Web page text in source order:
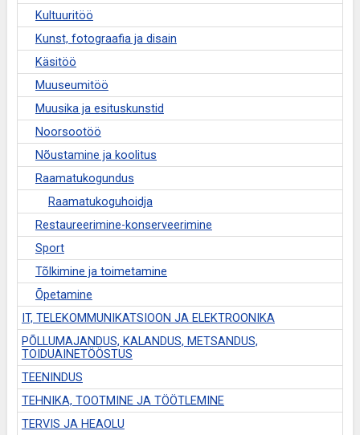
Kultuuritöö
Kunst, fotograafia ja disain
Käsitöö
Muuseumitöö
Muusika ja esituskunstid
Noorsootöö
Nõustamine ja koolitus
Raamatukogundus
Raamatukoguhoidja
Restaureerimine-konserveerimine
Sport
Tõlkimine ja toimetamine
Õpetamine
IT, TELEKOMMUNIKATSIOON JA ELEKTROONIKA
PÕLLUMAJANDUS, KALANDUS, METSANDUS,
TOIDUAINETÖÖSTUS
TEENINDUS
TEHNIKA, TOOTMINE JA TÖÖTLEMINE
TERVIS JA HEAOLU